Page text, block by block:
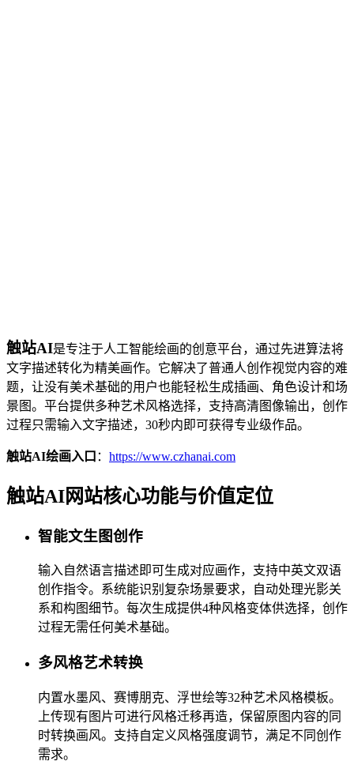
触站AI是专注于人工智能绘画的创意平台，通过先进算法将
文字描述转化为精美画作。它解决了普通人创作视觉内容的难
题，让没有美术基础的用户也能轻松生成插画、角色设计和场
景图。平台提供多种艺术风格选择，支持高清图像输出，创作
过程只需输入文字描述，30秒内即可获得专业级作品。
触站AI绘画入口 ： https://www.czhanai.com
触站AI网站核心功能与价值定位
智能文生图创作
输入自然语言描述即可生成对应画作，支持中英文双语
创作指令。系统能识别复杂场景要求，自动处理光影关
系和构图细节。每次生成提供4种风格变体供选择，创作
过程无需任何美术基础。
多风格艺术转换
内置水墨风、赛博朋克、浮世绘等32种艺术风格模板。
上传现有图片可进行风格迁移再造，保留原图内容的同
时转换画风。支持自定义风格强度调节，满足不同创作
需求。